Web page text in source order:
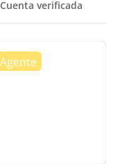
Cuenta verificada